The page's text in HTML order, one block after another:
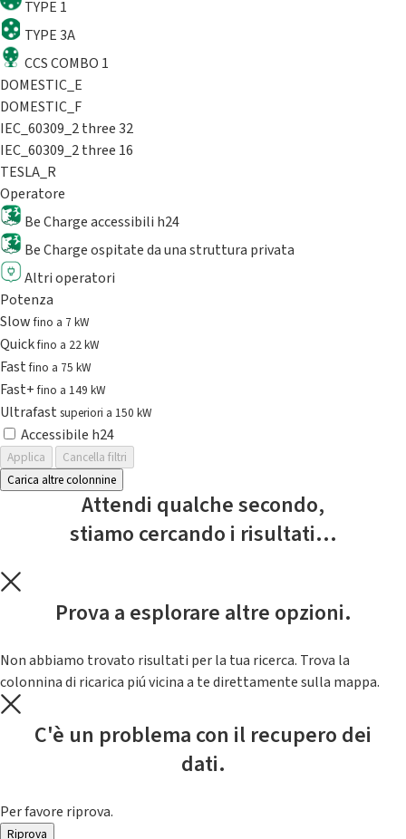
TYPE 1
TYPE 3A
CCS COMBO 1
DOMESTIC_E
DOMESTIC_F
IEC_60309_2 three 32
IEC_60309_2 three 16
TESLA_R
Operatore
Be Charge accessibili h24
Be Charge ospitate da una struttura privata
Altri operatori
Potenza
Slowfino a 7 kW
Quickfino a 22 kW
Fastfino a 75 kW
Fast+fino a 149 kW
Ultrafast superiori a 150 kW
Accessibile h24
Applica
Cancella filtri
Carica altre colonnine
Attendi qualche secondo,
stiamo cercando i risultati...
Prova a esplorare altre opzioni.
Non abbiamo trovato risultati per la tua ricerca. Trova la
colonnina di ricarica piú vicina a te direttamente sulla mappa.
C'è un problema con il recupero dei
dati.
Per favore riprova.
Riprova